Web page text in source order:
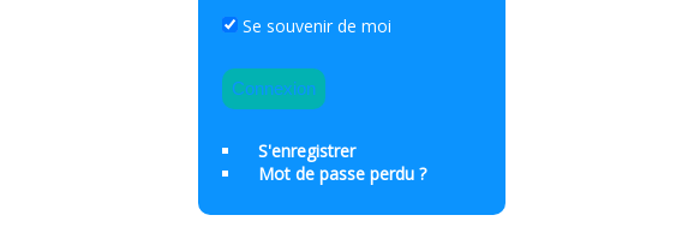
Se souvenir de moi
S'enregistrer
Mot de passe perdu ?